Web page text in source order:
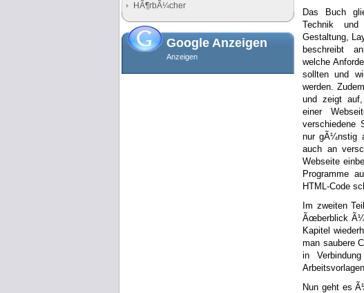
HÃ¶rbÃ¼cher
Google Anzeigen
Anzeigen
Das Buch
Technik
Gestaltung,
beschreibt
welche
sollten und
werden.
und zeigt
einer
verschiedene
nur gÃ¼nstig
auch an
Webseite
Programme
HTML-Code
Im zweiten
Ãœberblick
Kapitel
man saubere
in
Nun geht es